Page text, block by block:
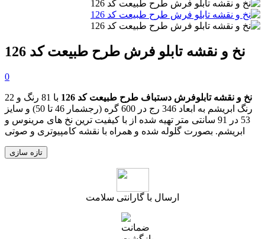
نخ و نقشه تابلو فرش طرح طبیعت کد 126
0
نخ و نقشه تابلوفرش دستباف طرح طبیعت کد 126
با 81 رنگ و 22
رنگ ابریشم به ابعاد 346 رج در 600 گره
(رجشمار 46 تا 50 ) و سایز
53 در 91 سانتی متر تهیه شده از با کیفیت ترین نخ های مرینوس و
ابریشم. بصورت گلوله شده و همراه با نقشه کامپیوتری و صوتی
ارسال با گارانتی سلامت